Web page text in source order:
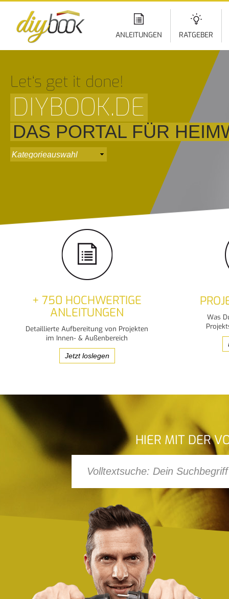
ANLEITUNGEN RATGEBER
Let‘s get it done!
DIYBOOK.DE
DAS PORTAL FÜR
do it yourself
+ 750 HOCHWERTIGE
ANLEITUNGEN
Detaillierte Aufbereitung von Projekten
im Innen- & Außenbereich
Jetzt loslegen
Was
HIER MIT DER